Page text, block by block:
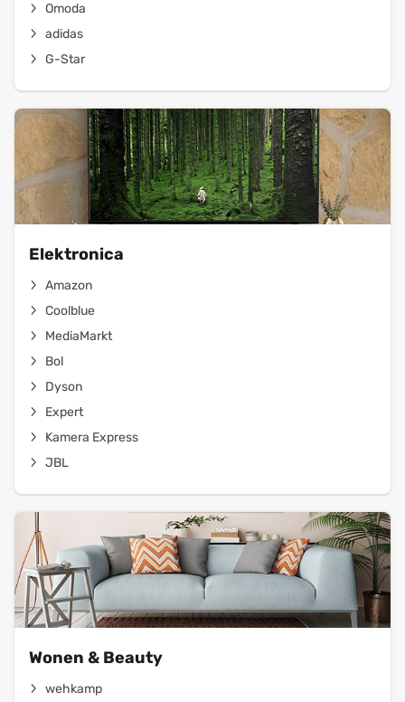
Omoda
adidas
G-Star
Elektronica
Amazon
Coolblue
MediaMarkt
Bol
Dyson
Expert
Kamera Express
JBL
Wonen & Beauty
wehkamp